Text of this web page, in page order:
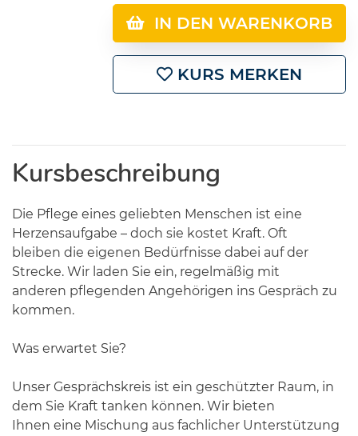
IN DEN WARENKORB
KURS MERKEN
Kursbeschreibung
Die Pflege eines geliebten Menschen ist eine
Herzensaufgabe – doch sie kostet Kraft. Oft
bleiben die eigenen Bedürfnisse dabei auf der
Strecke. Wir laden Sie ein, regelmäßig mit
anderen pflegenden Angehörigen ins Gespräch zu
kommen.
Was erwartet Sie?
Unser Gesprächskreis ist ein geschützter Raum, in
dem Sie Kraft tanken können. Wir bieten
Ihnen eine Mischung aus fachlicher Unterstützung